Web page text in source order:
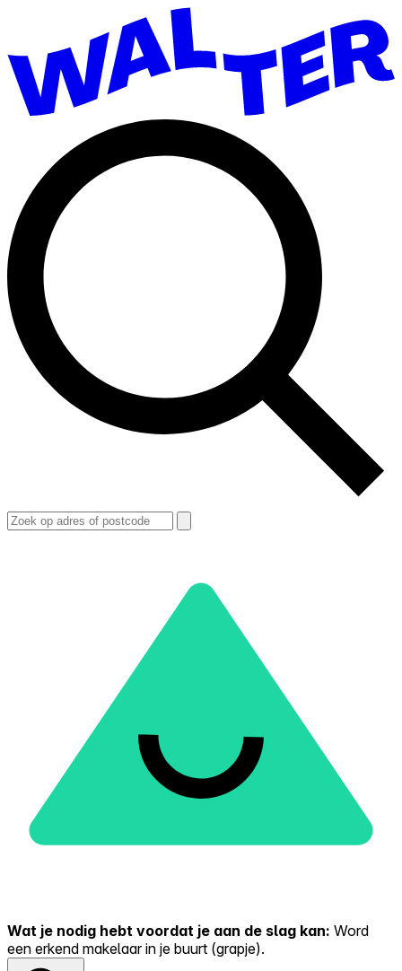
Wat je nodig hebt voordat je aan de slag kan: Word
een erkend makelaar in je buurt (grapje).